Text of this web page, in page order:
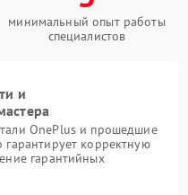
минимальный опыт работы
специалистов
и
OnePlus и прошедшие
корректную
гарантийных